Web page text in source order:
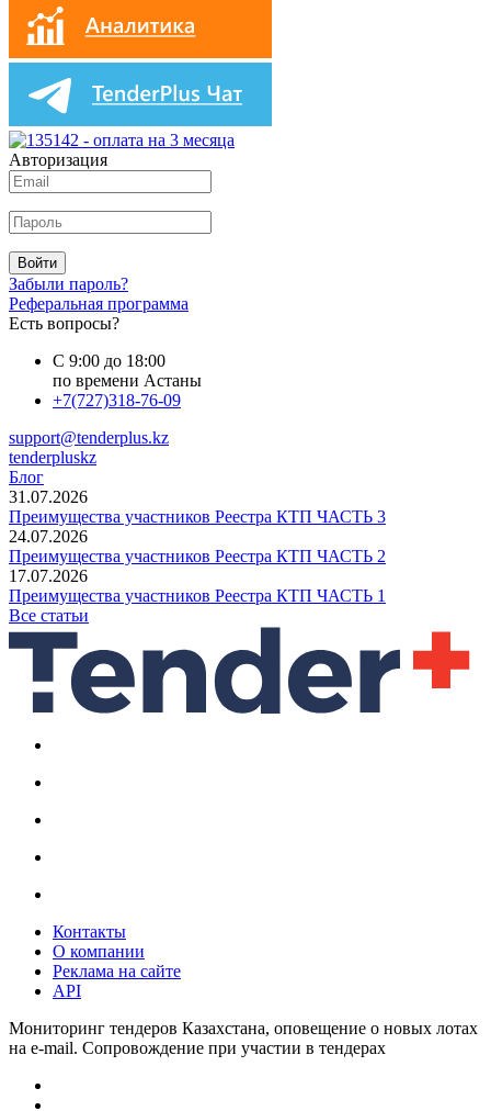
Авторизация
Войти
Забыли пароль?
Реферальная программа
Есть вопросы?
С 9:00 до 18:00
по времени Астаны
+7(727)318-76-09
support@tenderplus.kz
tenderpluskz
Блог
31.07.2026
Преимущества участников Реестра КТП ЧАСТЬ 3
24.07.2026
Преимущества участников Реестра КТП ЧАСТЬ 2
17.07.2026
Преимущества участников Реестра КТП ЧАСТЬ 1
Все статьи
Контакты
О компании
Реклама на сайте
API
Мониторинг тендеров Казахстана, оповещение о новых лотах
на e-mail. Сопровождение при участии в тендерах